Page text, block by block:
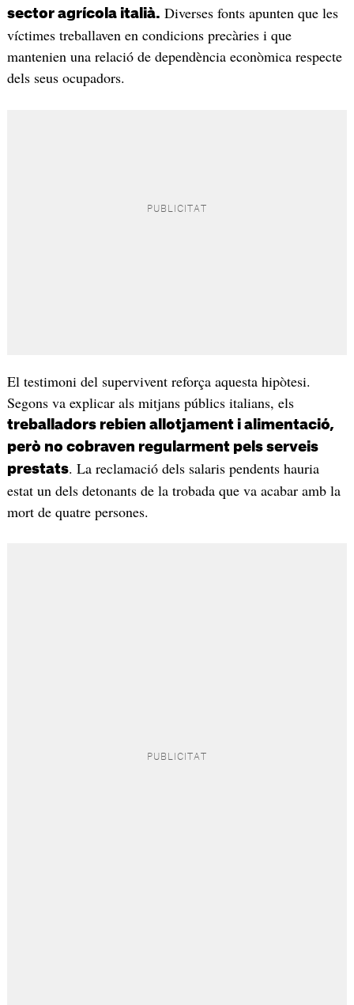
sector agrícola italià. Diverses fonts apunten que les
víctimes treballaven en condicions precàries i que
mantenien una relació de dependència econòmica respecte
dels seus ocupadors.
El testimoni del supervivent reforça aquesta hipòtesi.
Segons va explicar als mitjans públics italians, els
treballadors rebien allotjament i alimentació,
però no cobraven regularment pels serveis
prestats. La reclamació dels salaris pendents hauria
estat un dels detonants de la trobada que va acabar amb la
mort de quatre persones.